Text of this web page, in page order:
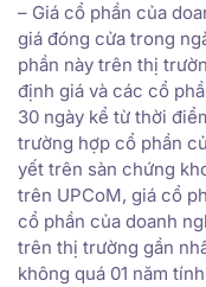
– Giá cổ phần của
giá đóng cửa trong
phần này trên thị
định giá và các cổ
30 ngày kể từ thời
trường hợp cổ phần
yết trên sàn chứng
trên UPCoM, giá cổ
cổ phần của doanh
trên thị trường gần
không quá 01 năm